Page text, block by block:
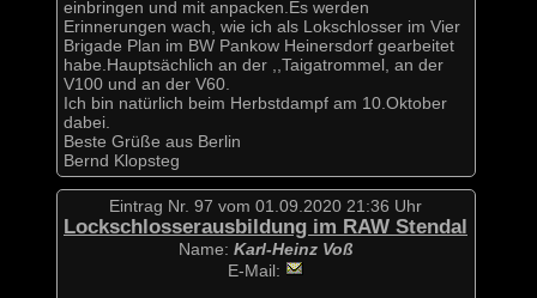
einbringen und mit anpacken.Es werden
Erinnerungen wach, wie ich als Lokschlosser im Vier
Brigade Plan im BW Pankow Heinersdorf gearbeitet
habe.Hauptsächlich an der ,,Taigatrommel, an der
V100 und an der V60.
Ich bin natürlich beim Herbstdampf am 10.Oktober
dabei.
Beste Grüße aus Berlin
Bernd Klopsteg
Eintrag Nr. 97 vom 01.09.2020 21:36 Uhr
Lockschlosserausbildung im RAW Stendal
Name: Karl-Heinz Voß
E-Mail: